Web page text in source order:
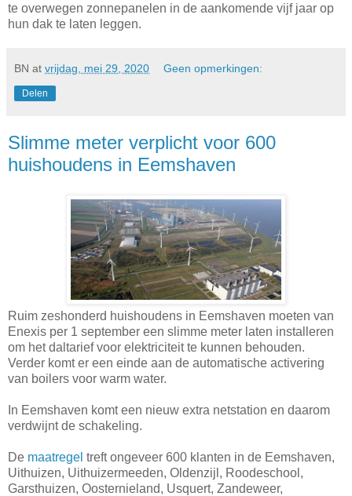
te overwegen zonnepanelen in de aankomende vijf jaar op
hun dak te laten leggen.
BN at vrijdag, mei 29, 2020 Geen opmerkingen:
Delen
Slimme meter verplicht voor 600
huishoudens in Eemshaven
Ruim zeshonderd huishoudens in Eemshaven moeten van
Enexis per 1 september een slimme meter laten installeren
om het daltarief voor elektriciteit te kunnen behouden.
Verder komt er een einde aan de automatische activering
van boilers voor warm water.
In Eemshaven komt een nieuw extra netstation en daarom
verdwijnt de schakeling.
De maatregel treft ongeveer 600 klanten in de Eemshaven,
Uithuizen, Uithuizermeeden, Oldenzijl, Roodeschool,
Garsthuizen, Oosternieland, Usquert, Zandeweer,